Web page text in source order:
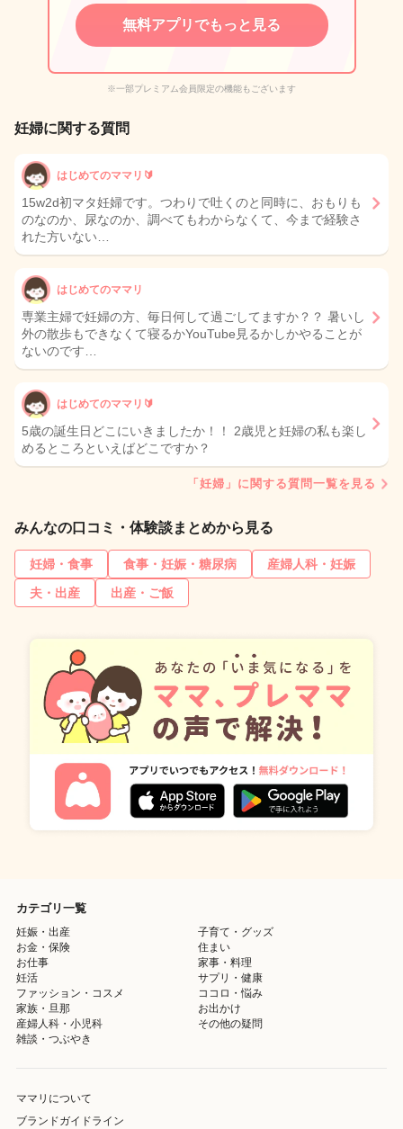
無料アプリでもっと見る
※一部プレミアム会員限定の機能もございます
妊婦に関する質問
はじめてのママリ🔰
15w2d初マタ妊婦です。つわりで吐くのと同時に、おもりも
のなのか、尿なのか、調べてもわからなくて、今まで経験さ
れた方いない…
はじめてのママリ
専業主婦で妊婦の方、毎日何して過ごしてますか？？ 暑いし
外の散歩もできなくて寝るかYouTube見るかしかやることが
ないのです…
はじめてのママリ🔰
5歳の誕生日どこにいきましたか！！ 2歳児と妊婦の私も楽し
めるところといえばどこですか？
「妊婦」に関する質問一覧を見る
みんなの口コミ・体験談まとめから見る
妊婦・食事 食事・妊娠・糖尿病
産婦人科・妊娠
夫・出産
出産・ご飯
カテゴリ一覧
妊娠・出産
子育て・グッズ
お金・保険
住まい
お仕事
家事・料理
妊活
サプリ・健康
ファッション・コスメ
ココロ・悩み
家族・旦那
お出かけ
産婦人科・小児科
その他の疑問
雑談・つぶやき
ママリについて
ブランドガイドライン